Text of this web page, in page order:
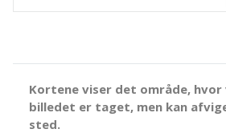
Kortene viser det område,
billedet er taget, men kan
sted.